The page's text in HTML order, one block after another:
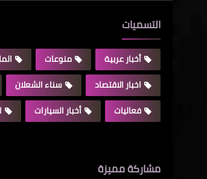
التسميات
أخبار عربية منوعات
اخبار الاقتصاد
سناء الشعلان
فعاليات
أخبار السيارات
مشاركة مميزة